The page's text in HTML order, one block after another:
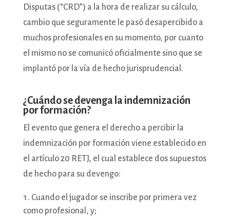
Disputas (“CRD”) a la hora de realizar su cálculo,
cambio que seguramente le pasó desapercibido a
muchos profesionales en su momento, por cuanto
el mismo no se comunicó oficialmente sino que se
implantó por la vía de hecho jurisprudencial.
¿Cuándo se devenga la indemnización
por formación?
El evento que genera el derecho a percibir la
indemnización por formación viene establecido en
el artículo 20 RETJ, el cual establece dos supuestos
de hecho para su devengo:
Cuando el jugador se inscribe por primera vez
como profesional, y;